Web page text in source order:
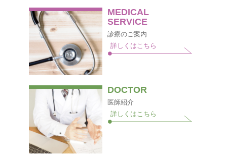
MEDICAL
SERVICE
診療のご案内
詳しくはこちら
DOCTOR
医師紹介
詳しくはこちら